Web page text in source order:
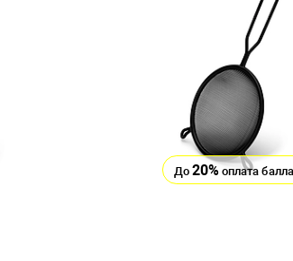
До 20% оплата